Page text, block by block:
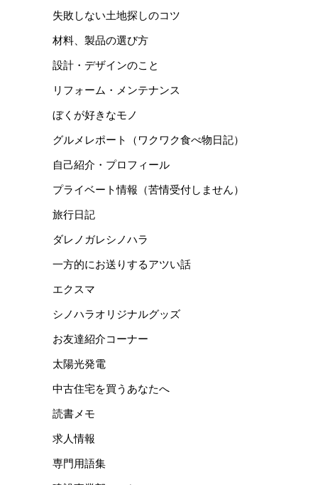
失敗しない土地探しのコツ
材料、製品の選び方
設計・デザインのこと
リフォーム・メンテナンス
ぼくが好きなモノ
グルメレポート（ワクワク食べ物日記）
自己紹介・プロフィール
プライベート情報（苦情受付しません）
旅行日記
ダレノガレシノハラ
一方的にお送りするアツい話
エクスマ
シノハラオリジナルグッズ
お友達紹介コーナー
太陽光発電
中古住宅を買うあなたへ
読書メモ
求人情報
専門用語集